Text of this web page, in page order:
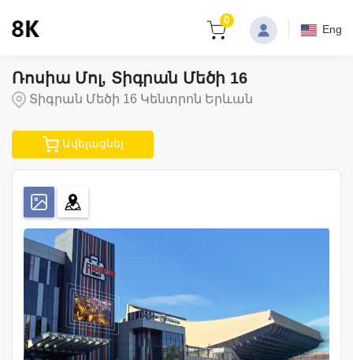
0
Eng
Ռոսիա Մոլ, Տիգրան Մեծի 16
Տիգրան Մեծի 16 Կենտրոն Երևան
Ավելացնել